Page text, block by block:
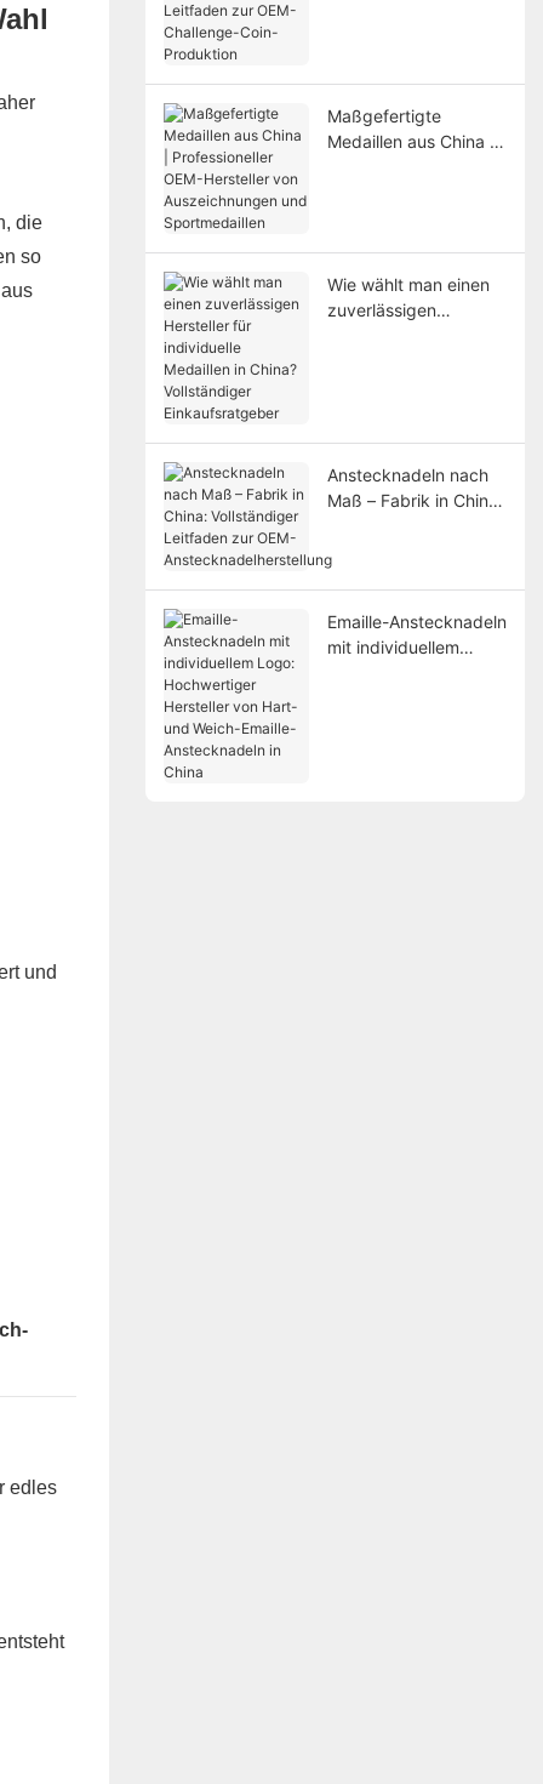
die
so
und
edles
Maßgefertigte
Medaillen aus China |
Wie wählt man einen
zuverlässigen
Anstecknadeln nach
Maß – Fabrik in China:
Emaille-Anstecknadeln
mit individuellem